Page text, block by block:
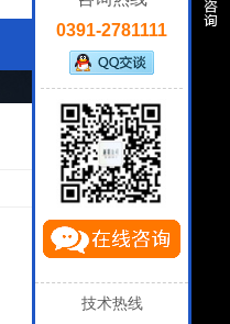
1 件商品
0391-2781111
技术热线